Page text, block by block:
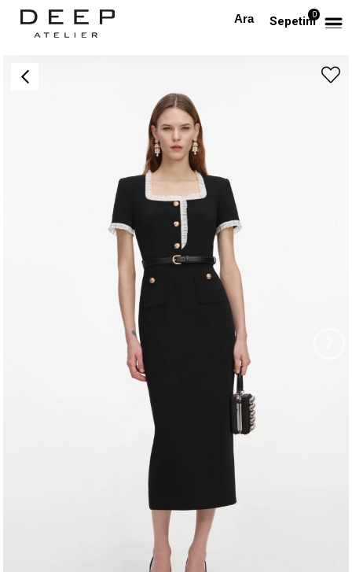
Sepetim0
Anasayfa TÜM ELBİSELER Beyaz Fırfırlı Kemerli Siyah Midi Elbise